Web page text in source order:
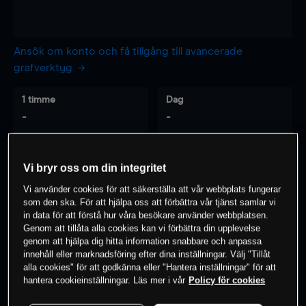
Ansök om konto och få tillgång till avancerade
grafverktyg
1 timme
-
Dag
-
- -
0% av kunderna har enposition i detta
instrument
Vi bryr oss om din integritet
Vi använder cookies för att säkerställa att vår webbplats fungerar
som den ska. För att hjälpa oss att förbättra vår tjänst samlar vi
in data för att förstå hur våra besökare använder webbplatsen.
Genom att tillåta alla cookies kan vi förbättra din upplevelse
genom att hjälpa dig hitta information snabbare och anpassa
innehåll eller marknadsföring efter dina inställningar. Välj "Tillåt
alla cookies" för att godkänna eller "Hantera inställningar" för att
hantera cookieinställningar. Läs mer i vår Policy för cookies